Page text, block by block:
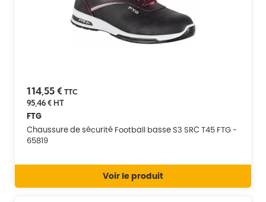
114,55 € TTC
95,46 €HT
FTG
Chaussure de sécurité Football basse S3 SRC T45 FTG -
65819
Voir le produit